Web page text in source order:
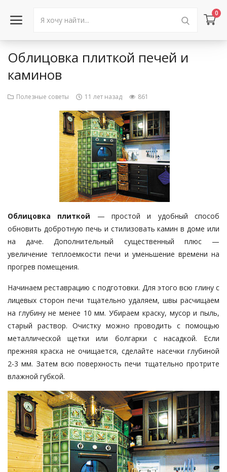
0
Войти в аккаунт
Город: Колумбус
Облицовка плиткой печей и
каминов
Полезные советы 11 лет назад 861
Облицовка плиткой — простой и удобный способ
обновить добротную печь и стилизовать камин в доме или
на даче. Дополнительный существенный плюс —
увеличение теплоемкости печи и уменьшение времени на
прогрев помещения.
Начинаем реставрацию с подготовки. Для этого всю глину с
лицевых сторон печи тщательно удаляем, швы расчищаем
на глубину не менее 10 мм. Убираем краску, мусор и пыль,
старый раствор. Очистку можно проводить с помощью
металлической щетки или болгарки с насадкой. Если
прежняя краска не очищается, сделайте насечки глубиной
2-3 мм. Затем всю поверхность печи тщательно протрите
влажной губкой.